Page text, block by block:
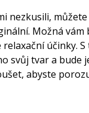
nezkusili,
Možná
účinky.
svůj tvar a bude
abyste